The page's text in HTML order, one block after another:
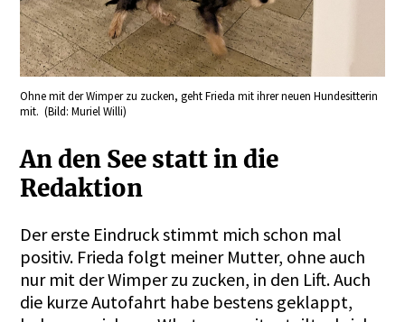
Ohne mit der Wimper zu zucken, geht Frieda mit ihrer neuen Hundesitterin
mit. (Bild: Muriel Willi)
An den See statt in die
Redaktion
Der erste Eindruck stimmt mich schon mal
positiv. Frieda folgt meiner Mutter, ohne auch
nur mit der Wimper zu zucken, in den Lift. Auch
die kurze Autofahrt habe bestens geklappt,